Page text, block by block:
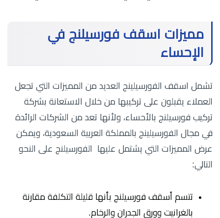
مميزات اسقف فورسيلنج في
الإحساء
تشمل اسقف الفورسيلينج العديد من المميزات التي تجعل
العملاء يقبلون على تركيبها من خلال الاستعانة بشركة
تركيب فورسيلنج بالأحساء، ولأنها تعد من الشركات الرائدة
في مجال الفورسيلينج بالمملكة العربية السعودية، ويمكن
عرض المميزات التي يشتمل عليها الفورسيلنج على النحو
التالي:
تتسم أسقف فورسيلنج بأنها قليلة التكلفة مقارنة
بالغرانيت وورق الجدران والرخام.